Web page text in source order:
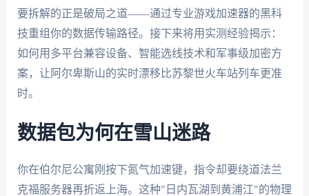
要拆解的正是破局之道——通过专业游戏加速器的黑科
技重组你的数据传输路径。接下来将用实测经验揭示：
如何用多平台兼容设备、智能选线技术和军事级加密方
案，让阿尔卑斯山的实时漂移比苏黎世火车站列车更准
时。
数据包为何在雪山迷路
你在伯尔尼公寓刚按下氮气加速键，指令却要绕道法兰
克福服务器再折返上海。这种"日内瓦湖到黄浦江"的物理